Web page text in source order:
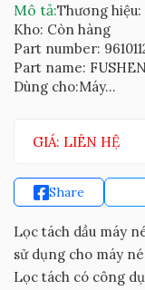
Mô tả:Thương
Kho: Còn hàng
Part number:
Part name:
Dùng cho:Máy...
GIÁ: LIÊN HỆ
Share
Lọc tách dầu máy
sử dụng cho máy
Lọc tách có công